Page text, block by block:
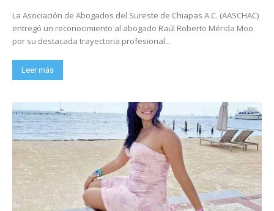
La Asociación de Abogados del Sureste de Chiapas A.C. (AASCHAC)
entregó un reconocimiento al abogado Raúl Roberto Mérida Moo
por su destacada trayectoria profesional...
Leer más